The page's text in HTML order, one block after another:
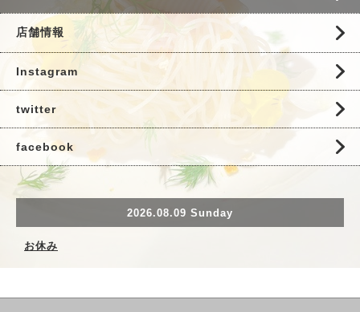
店舗情報
Instagram
twitter
facebook
2026.08.09 Sunday
お休み